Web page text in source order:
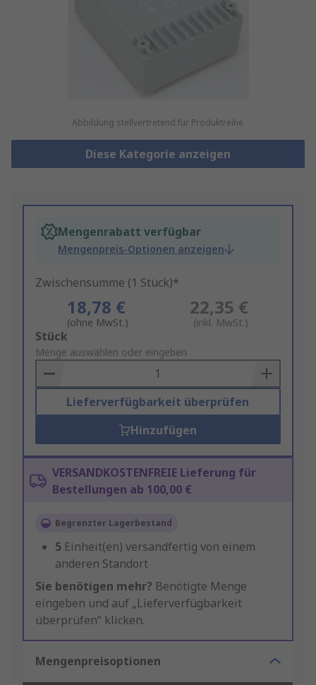
Abbildung stellvertretend für Produktreihe
Diese Kategorie anzeigen
Mengenrabatt verfügbar
Mengenpreis-Optionen anzeigen
Zwischensumme (1 Stück)*
18,78 €
(ohne MwSt.)
22,35 €
(inkl. MwSt.)
Add
to
Basket
Stück
Menge auswählen oder eingeben
Lieferverfügbarkeit überprüfen
Hinzufügen
VERSANDKOSTENFREIE Lieferung für
Bestellungen ab 100,00 €
Begrenzter Lagerbestand
5 Einheit(en) versandfertig von einem
anderen Standort
Sie benötigen mehr? Benötigte Menge
eingeben und auf „Lieferverfügbarkeit
überprüfen“ klicken.
Mengenpreisoptionen